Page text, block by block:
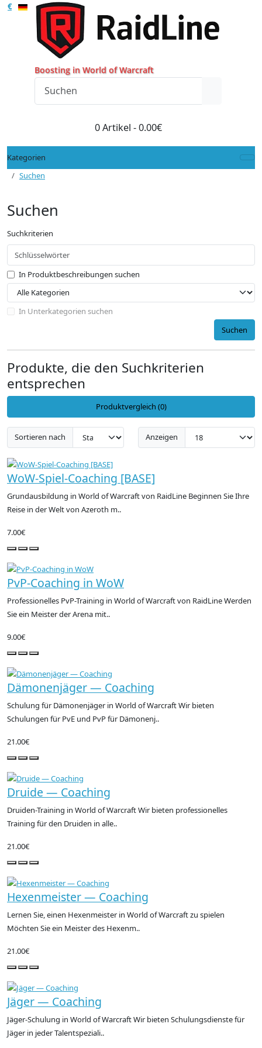
€
Boosting in World of Warcraft
0 Artikel - 0.00€
Kategorien
Suchen
Suchen
Suchkriterien
In Produktbeschreibungen suchen
In Unterkategorien suchen
Suchen
Produkte, die den Suchkriterien
entsprechen
Produktvergleich (0)
Sortieren nach Anzeigen
WoW-Spiel-Coaching [BASE]
Grundausbildung in World of Warcraft von RaidLine Beginnen Sie Ihre
Reise in der Welt von Azeroth m..
7.00€
PvP-Coaching in WoW
Professionelles PvP-Training in World of Warcraft von RaidLine Werden
Sie ein Meister der Arena mit..
9.00€
Dämonenjäger — Coaching
Schulung für Dämonenjäger in World of Warcraft Wir bieten
Schulungen für PvE und PvP für Dämonenj..
21.00€
Druide — Coaching
Druiden-Training in World of Warcraft Wir bieten professionelles
Training für den Druiden in alle..
21.00€
Hexenmeister — Coaching
Lernen Sie, einen Hexenmeister in World of Warcraft zu spielen
Möchten Sie ein Meister des Hexenm..
21.00€
Jäger — Coaching
Jäger-Schulung in World of Warcraft Wir bieten Schulungsdienste für
Jäger in jeder Talentspeziali..